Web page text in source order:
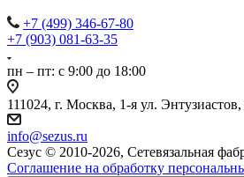
+7 (499) 346-67-80
+7 (903) 081-63-35
пн – пт: с 9:00 до 18:00
111024, г. Москва, 1-я ул. Энтузиастов,
info@sezus.ru
Сезус © 2010-2026, Сетевязальная
Соглашение на обработку